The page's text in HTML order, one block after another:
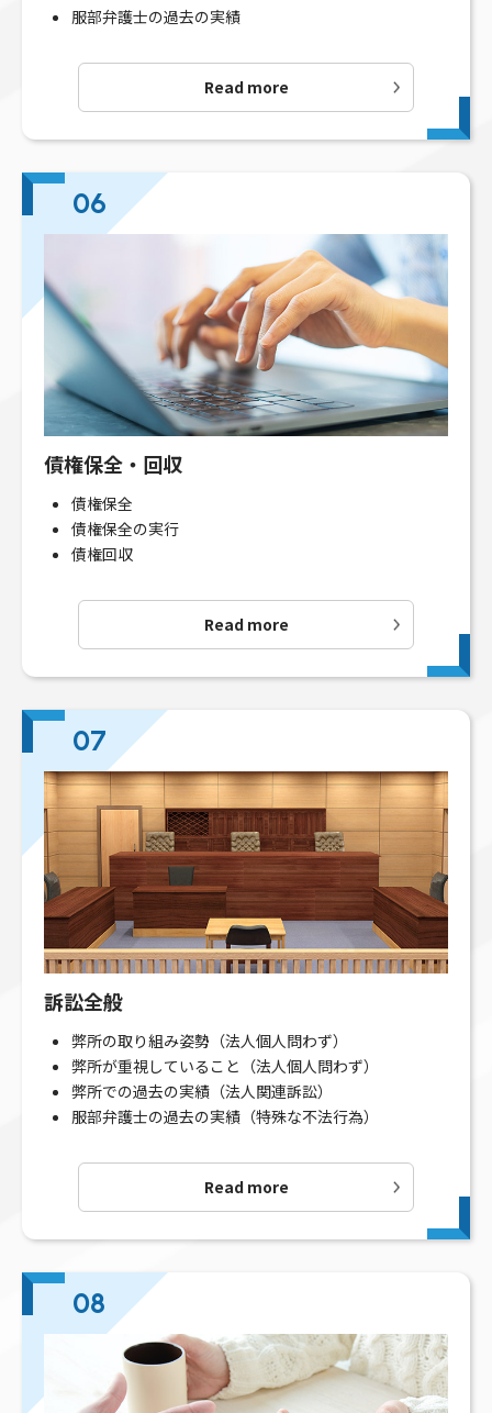
服部弁護士の過去の実績
Read more
06
債権保全・回収
債権保全
債権保全の実行
債権回収
Read more
07
訴訟全般
弊所の取り組み姿勢（法人個人問わず）
弊所が重視していること（法人個人問わず）
弊所での過去の実績（法人関連訴訟）
服部弁護士の過去の実績（特殊な不法行為）
Read more
08